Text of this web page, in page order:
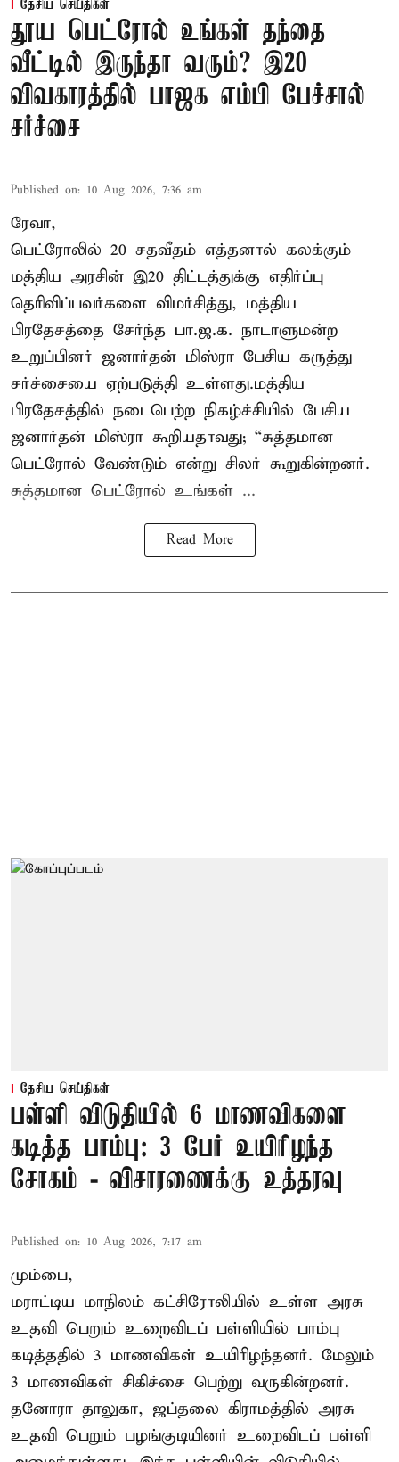
தேசிய செய்திகள்
தூய பெட்ரோல் உங்கள் தந்தை
வீட்டில் இருந்தா வரும்? இ20
விவகாரத்தில் பாஜக எம்பி பேச்சால்
சர்ச்சை
Published on: 10 Aug 2026, 7:36 am
ரேவா,
பெட்ரோலில் 20 சதவீதம் எத்தனால் கலக்கும்
மத்திய அரசின் இ20 திட்டத்துக்கு எதிர்ப்பு
தெரிவிப்பவர்களை விமர்சித்து, மத்திய
பிரதேசத்தை சேர்ந்த பா.ஜ.க. நாடாளுமன்ற
உறுப்பினர் ஜனார்தன் மிஸ்ரா பேசிய கருத்து
சர்ச்சையை ஏற்படுத்தி உள்ளது.மத்திய
பிரதேசத்தில் நடைபெற்ற நிகழ்ச்சியில் பேசிய
ஜனார்தன் மிஸ்ரா கூறியதாவது; “சுத்தமான
பெட்ரோல் வேண்டும் என்று சிலர் கூறுகின்றனர்.
சுத்தமான பெட்ரோல் உங்கள் ...
Read More
தேசிய செய்திகள்
பள்ளி விடுதியில் 6 மாணவிகளை
கடித்த பாம்பு: 3 பேர் உயிரிழந்த
சோகம் - விசாரணைக்கு உத்தரவு
Published on: 10 Aug 2026, 7:17 am
மும்பை,
மராட்டிய மாநிலம் கட்சிரோலியில் உள்ள அரசு
உதவி பெறும் உறைவிடப் பள்ளியில் பாம்பு
கடித்ததில் 3 மாணவிகள் உயிரிழந்தனர். மேலும்
3 மாணவிகள் சிகிச்சை பெற்று வருகின்றனர்.
தனோரா தாலுகா, ஜப்தலை கிராமத்தில் அரசு
உதவி பெறும் பழங்குடியினர் உறைவிடப் பள்ளி